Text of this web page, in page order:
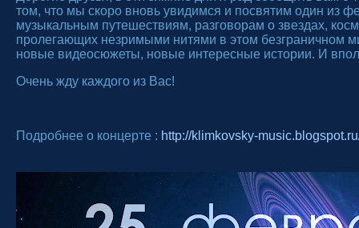
том, что мы скоро вновь увидимся и посвятим один из
музыкальным путешествиям, разговорам о звездах,
пролегающих незримыми нитями в этом безграничном
новые видеосюжеты, новые интересные истории. И
Очень жду каждого из Вас!
Подробнее о концерте : http://klimkovsky-